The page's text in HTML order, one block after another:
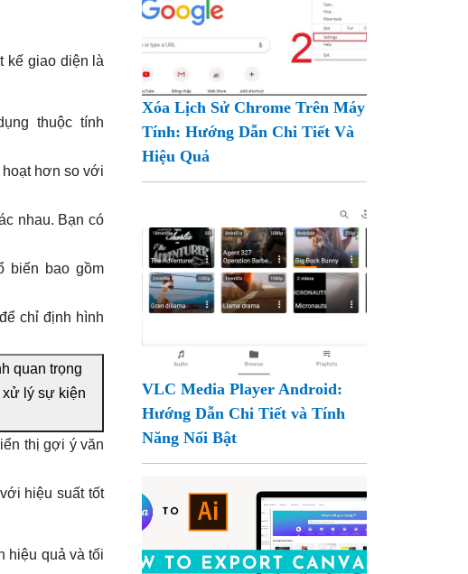
kế giao diện là
thuộc tính
hơn so với
nhau. Bạn có
biến bao gồm
chỉ định hình
quan trọng
lý sự kiện
thị gợi ý văn
hiệu suất tốt
hiệu quả và tối
Xóa Lịch Sử Chrome Trên Máy
Tính: Hướng Dẫn Chi Tiết Và
Hiệu Quả
VLC Media Player Android:
Hướng Dẫn Chi Tiết và Tính
Năng Nổi Bật